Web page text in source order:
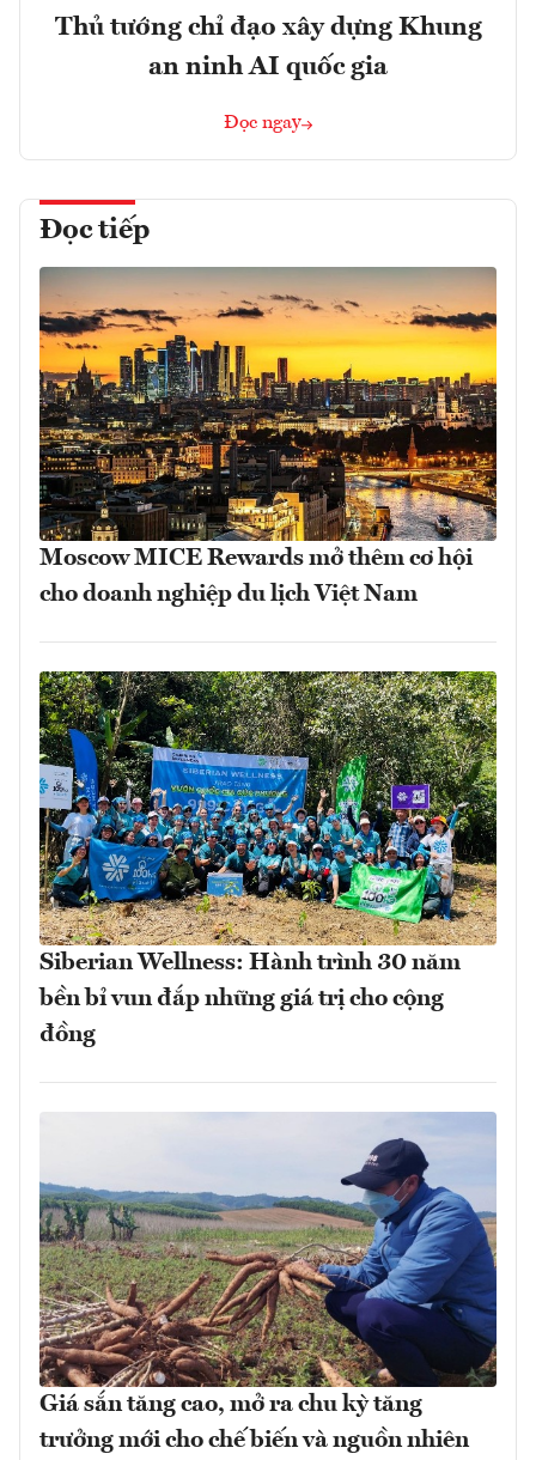
Thủ tướng chỉ đạo xây dựng Khung
an ninh AI quốc gia
Đọc ngay
Đọc tiếp
Moscow MICE Rewards mở thêm cơ hội
cho doanh nghiệp du lịch Việt Nam
Siberian Wellness: Hành trình 30 năm
bền bỉ vun đắp những giá trị cho cộng
đồng
Giá sắn tăng cao, mở ra chu kỳ tăng
trưởng mới cho chế biến và nguồn nhiên